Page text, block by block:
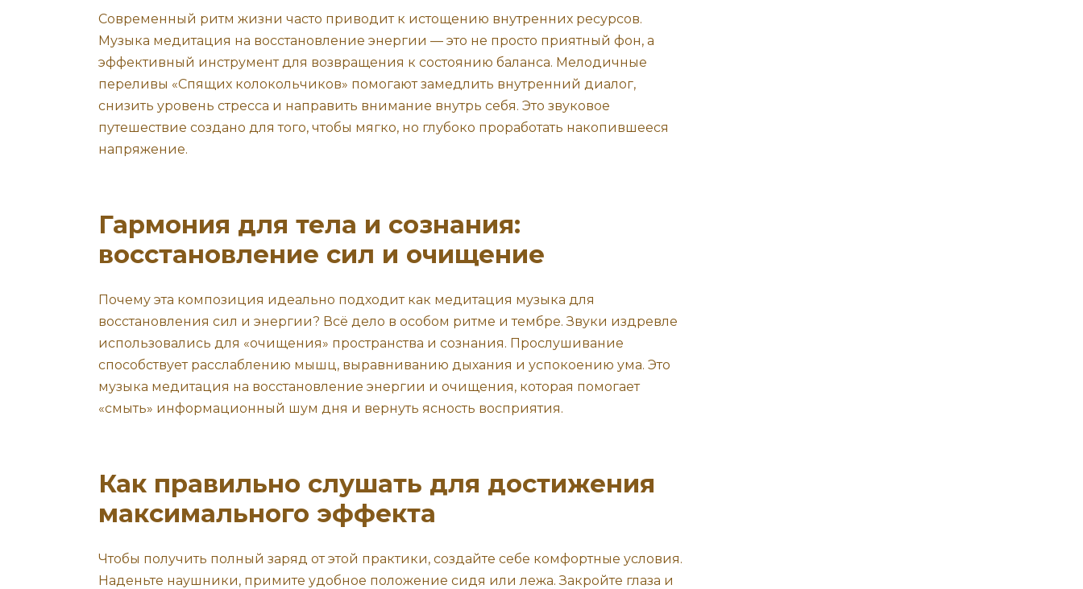
Современный ритм жизни часто приводит к истощению внутренних ресурсов.
Музыка медитация на восстановление энергии — это не просто приятный фон, а
эффективный инструмент для возвращения к состоянию баланса. Мелодичные
переливы «Спящих колокольчиков» помогают замедлить внутренний диалог,
снизить уровень стресса и направить внимание внутрь себя. Это звуковое
путешествие создано для того, чтобы мягко, но глубоко проработать накопившееся
напряжение.
Гармония для тела и сознания:
восстановление сил и очищение
Почему эта композиция идеально подходит как медитация музыка для
восстановления сил и энергии? Всё дело в особом ритме и тембре. Звуки издревле
использовались для «очищения» пространства и сознания. Прослушивание
способствует расслаблению мышц, выравниванию дыхания и успокоению ума. Это
музыка медитация на восстановление энергии и очищения, которая помогает
«смыть» информационный шум дня и вернуть ясность восприятия.
Как правильно слушать для достижения
максимального эффекта
Чтобы получить полный заряд от этой практики, создайте себе комфортные условия.
Наденьте наушники, примите удобное положение сидя или лежа. Закройте глаза и